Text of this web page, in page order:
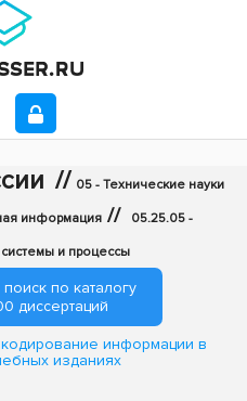
// 05 - Технические науки
информация // 05.25.05 -
и процессы
по каталогу
диссертаций
информации в
изданиях